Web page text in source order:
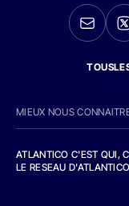
MIEUX NOUS
ATLANTICO C'EST QUI,
LE RESEAU D'ATLANTICO